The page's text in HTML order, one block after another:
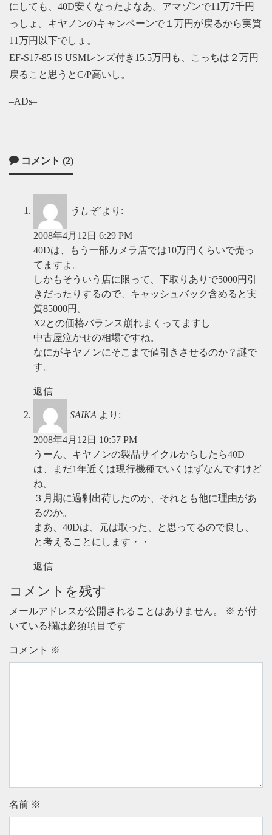
にしても、40D安くなったよなあ。アマゾンで11万7千円
っしょ。キヤノンのキャンペーンで１万円が戻るから実質
11万円以下でしょ。
EF-S17-85 IS USMレンズ付き15.5万円も、こっちは２万円
戻ること思うとC/P高いし。
–ADs–
コメント (2)
うしぞ より:
2008年4月12日 6:29 PM
40Dは、もう一部カメラ店では10万円くらいで売っ
てますよ。
しかもそういう店に限って、下取りありで5000円引
きだったりするので、キャッシュバック含めると実
質85000円。
X2との価格バランス崩れまくってますし
中古屋泣かせの相場ですね。
なにがキヤノンにそこまで値引きさせるのか？謎で
す。
返信
SAIKA より:
2008年4月12日 10:57 PM
うーん、キヤノンの製品サイクルからしたら40D
は、まだ1年近くは現行機種でいくはずなんですけど
ね。
３月期に過剰出荷したのか、それとも他に理由があ
るのか。
まあ、40Dは、元は取った、と思ってるので良し、
と考えることにします・・
返信
コメントを残す
メールアドレスが公開されることはありません。 ※ が付
いている欄は必須項目です
コメント ※
名前 ※